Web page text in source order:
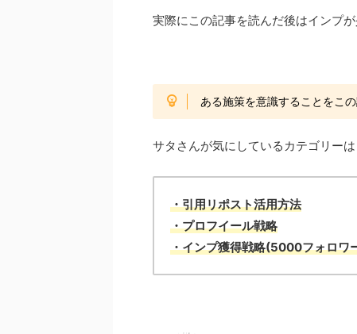
実際にこの記事を読んだ後はインプ
ある施策を意識することをこ
サタさんが気にしているカテゴリーは
・引用リポスト活用方法
・プロフイール戦略
・インプ獲得戦略(5000フォロワ